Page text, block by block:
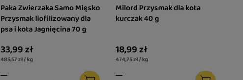
Paka Zwierzaka Samo Mięsko
Przysmak liofilizowany dla
psa i kota Jagnięcina 70 g
33,99 zł
485,57 zł / kg
Milord Przysmak dla kota
kurczak 40 g
18,99 zł
474,75 zł / kg